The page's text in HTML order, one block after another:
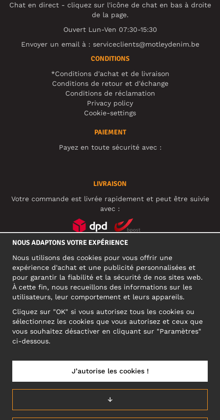
Chat en direct - cliquez sur l'icône de chat en bas à droite
de la page.
Ouvert Lun-Ven 07:30-15:30
Envoyer un email à : serviceclients@motleydenim.be
CONDITIONS
*Conditions d'achat et de livraison
Conditions de retour et d'échange
Conditions de réclamation
Privacy policy
Cookie-settings
PAIEMENT
Payez en toute sécurité avec :
LIVRAISON
Votre commande est livrée rapidement et peut être suivie
avec :
ADRESSE PROFESSIONNELLE
Narva mnt 5, EE-10117 Tallinn
Reg: 12356245
ATTENTION ! N'envoyez pas les retours de produits à cette
BELGIUM/FRANÇAIS (BE)
NOUS ADAPTONS VOTRE EXPÉRIENCE
Nous utilisons des cookies pour vous offrir une
expérience d'achat et une publicité personnalisées et
pour garantir la fiabilité et la sécurité de nos sites web.
À cette fin, nous recueillons des informations sur les
utilisateurs, leur comportement et leurs appareils.
Cliquez sur "OK" si vous autorisez tous les cookies ou
sélectionnez les cookies que vous autorisez et ceux que
vous souhaitez désactiver en cliquant sur "Paramètres"
ci-dessous.
↓
J’autorise les cookies !